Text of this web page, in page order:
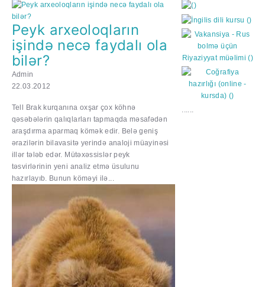
Peyk arxeoloqların
işində necə faydalı ola
bilər?
Admin
22.03.2012
Tell Brak kurqanına oxşar çox köhnə
qəsəbələrin qalıqlarları tapmaqda məsafədən
araşdırma aparmaq kömək edir. Belə geniş
ərazilərin bilavasitə yerində analoji müayinəsi
illər tələb edər. Mütəxəssislər peyk
təsvirlərinin yeni analiz etmə üsulunu
hazırlayıb. Bunun köməyi ilə...
https://wa.me/
......